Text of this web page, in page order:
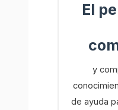
El
y
de ayuda